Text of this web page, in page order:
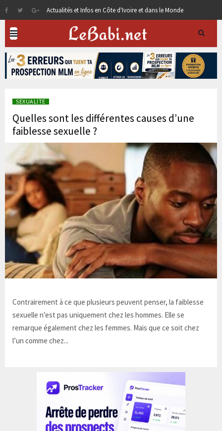
Actualités et Infos en Côte d'Ivoire et dans le Monde
SEXUALITE
Quelles sont les différentes causes d’une
faiblesse sexuelle ?
Contrairement à ce que plusieurs peuvent penser, la faiblesse
sexuelle n’est pas uniquement chez les hommes. Elle se
remarque également chez les femmes. Mais que ce soit chez
l’un comme chez...